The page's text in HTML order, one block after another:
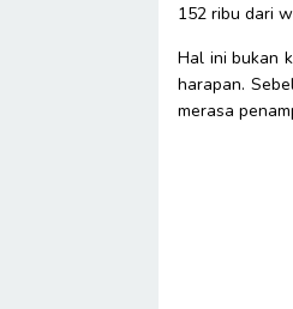
152 ribu dari
Hal ini bukan
harapan.
merasa